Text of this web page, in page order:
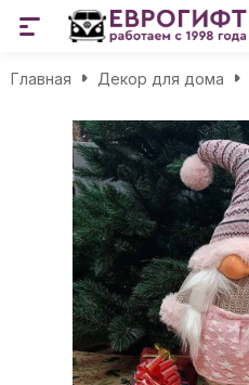
Главная Декор для дома